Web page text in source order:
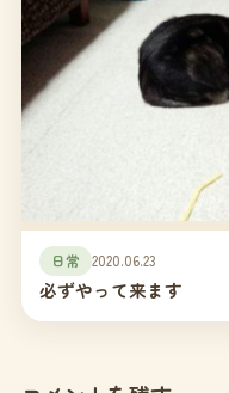
日常 2020.06.23
必ずやって来ます